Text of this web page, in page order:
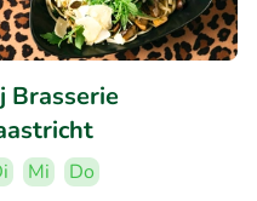
Brasserie
Mi
Do